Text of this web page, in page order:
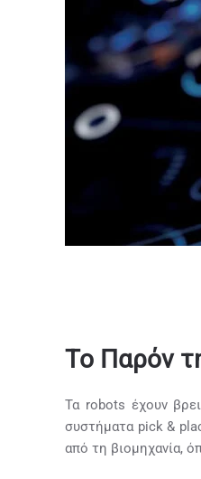
Το Παρόν
Τα robots έχουν
συστήματα pick &
από τη βιομηχανία,